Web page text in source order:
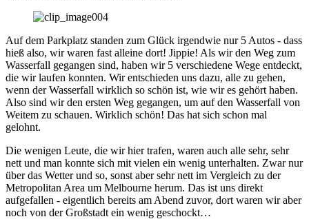
Auf dem Parkplatz standen zum Glück irgendwie nur 5 Autos - dass
hieß also, wir waren fast alleine dort! Jippie! Als wir den Weg zum
Wasserfall gegangen sind, haben wir 5 verschiedene Wege entdeckt,
die wir laufen konnten. Wir entschieden uns dazu, alle zu gehen,
wenn der Wasserfall wirklich so schön ist, wie wir es gehört haben.
Also sind wir den ersten Weg gegangen, um auf den Wasserfall von
Weitem zu schauen. Wirklich schön! Das hat sich schon mal
gelohnt.
Die wenigen Leute, die wir hier trafen, waren auch alle sehr, sehr
nett und man konnte sich mit vielen ein wenig unterhalten. Zwar nur
über das Wetter und so, sonst aber sehr nett im Vergleich zu der
Metropolitan Area um Melbourne herum. Das ist uns direkt
aufgefallen - eigentlich bereits am Abend zuvor, dort waren wir aber
noch von der Großstadt ein wenig geschockt…